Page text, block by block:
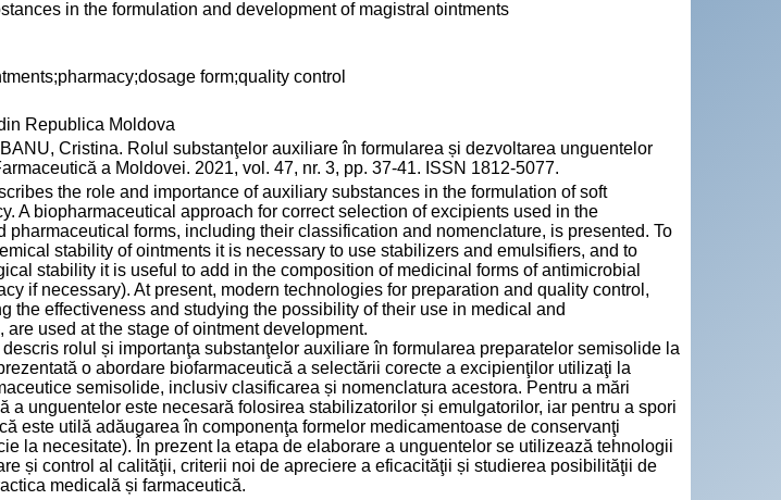
in the formulation and development of magistral ointments
form;quality control
Republica Moldova
Cristina. Rolul substanţelor auxiliare în formularea și dezvoltarea unguentelor
a Moldovei. 2021, vol. 47, nr. 3, pp. 37-41. ISSN 1812-5077.
the role and importance of auxiliary substances in the formulation of soft
A biopharmaceutical approach for correct selection of excipients used in the
pharmaceutical forms, including their classification and nomenclature, is presented. To
stability of ointments it is necessary to use stabilizers and emulsifiers, and to
stability it is useful to add in the composition of medicinal forms of antimicrobial
if necessary). At present, modern technologies for preparation and quality control,
the effectiveness and studying the possibility of their use in medical and
are used at the stage of ointment development.
descris rolul și importanţa substanţelor auxiliare în formularea preparatelor semisolide la
o abordare biofarmaceutică a selectării corecte a excipienţilor utilizaţi la
semisolide, inclusiv clasificarea și nomenclatura acestora. Pentru a mări
a unguentelor este necesară folosirea stabilizatorilor și emulgatorilor, iar pentru a spori
este utilă adăugarea în componenţa formelor medicamentoase de conservanţi
la necesitate). În prezent la etapa de elaborare a unguentelor se utilizează tehnologii
și control al calităţii, criterii noi de apreciere a eficacităţii și studierea posibilităţii de
medicală și farmaceutică.